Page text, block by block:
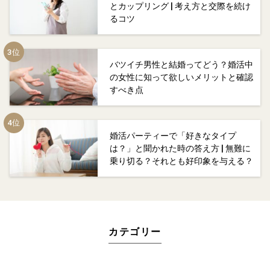
とカップリング | 考え方と交際を続け
るコツ
バツイチ男性と結婚ってどう？婚活中
の女性に知って欲しいメリットと確認
すべき点
婚活パーティーで「好きなタイプ
は？」と聞かれた時の答え方 | 無難に
乗り切る？それとも好印象を与える？
カテゴリー